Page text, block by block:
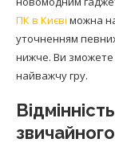
ПК в Києві можна
уточненням
нижче. Ви зможете
найважчу гру.
звичайного